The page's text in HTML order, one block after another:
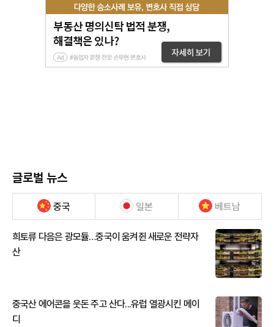
글로벌 뉴스
중국 일본 베트남
희토류 다음은 광모듈…중국이 움켜쥔 새로운 전략자
산
중국산 에어콘을 웃돈 주고 산다...유럽 열광시킨 메이
디